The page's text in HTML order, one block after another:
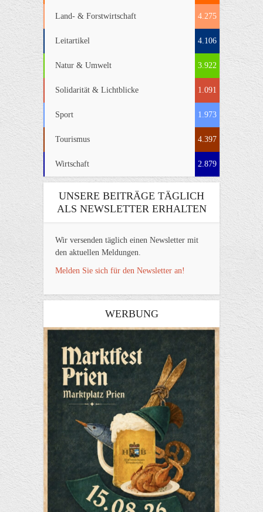
Land- & Forstwirtschaft 4.275
Leitartikel 4.106
Natur & Umwelt 3.922
Solidarität & Lichtblicke 1.091
Sport 1.973
Tourismus 4.397
Wirtschaft 2.879
UNSERE BEITRÄGE TÄGLICH
ALS NEWSLETTER ERHALTEN
Wir versenden täglich einen Newsletter mit
den aktuellen Meldungen.
Melden Sie sich für den Newsletter an!
WERBUNG